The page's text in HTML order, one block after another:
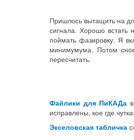
Пришлось вытащить на
сигнала. Хорошо встать
поймать фазировку. Я
минимумума. Потом
пересчитать.
Файлики для ПиКАДа
исправлены, кое где
Экселовская табличка